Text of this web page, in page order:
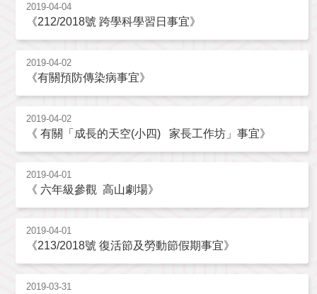
2019-04-04
《212/2018號 跨學科學習日事宜》
2019-04-02
《有關預防傳染病事宜》
2019-04-02
《 有關「成長的天空(小四) 家長工作坊」事宜》
2019-04-01
《 六年級參觀 高山劇場》
2019-04-01
《213/2018號 復活節及勞動節假期事宜》
2019-03-31